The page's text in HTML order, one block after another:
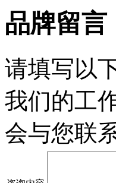
品牌留言
请填写以
我们的工
会与您联